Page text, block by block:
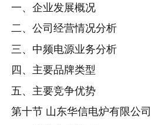
一、企业发展概况
二、公司经营情况分析
三、中频电源业务分析
四、主要品牌类型
五、主要竞争优势
第十节 山东华信电炉有限公司